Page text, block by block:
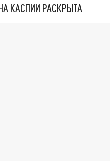
КАСПИИ РАСКРЫТА